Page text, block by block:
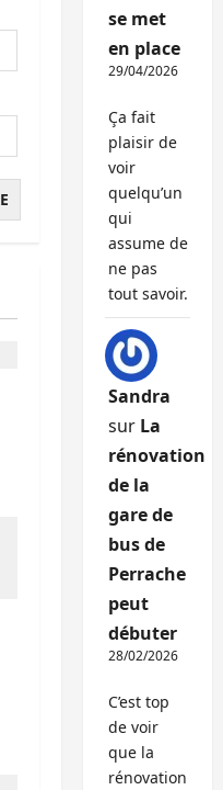
se met
en place
29/04/2026
Ça fait
plaisir de
voir
quelqu’un
qui
assume de
ne pas
tout savoir.
Sandra
sur La
rénovation
de la
gare de
bus de
Perrache
peut
débuter
28/02/2026
C’est top
de voir
que la
rénovation